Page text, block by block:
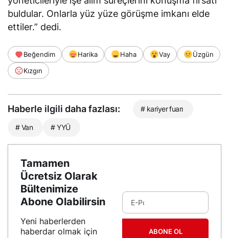
buldular. Onlarla yüz yüze görüşme imkanı elde
ettiler.” dedi.
Beğendim Harika Haha Vay
Üzgün
Kızgın
Haberle ilgili daha fazlası: # kariyer fuarı
# Van # YYÜ
Tamamen
Ücretsiz Olarak
Bültenimize
Abone Olabilirsin
Yeni haberlerden
haberdar olmak için
ABONE OL